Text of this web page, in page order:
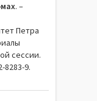
. –
Петра
сессии.
8283-9.